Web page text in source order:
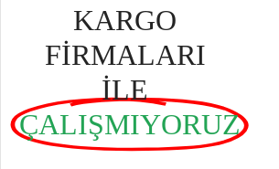
KARGO
FİRMALARI
İLE
ÇALIŞMIYORUZ